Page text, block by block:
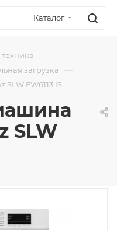
Каталог
—
загрузка —
FW6113 IS
SLW